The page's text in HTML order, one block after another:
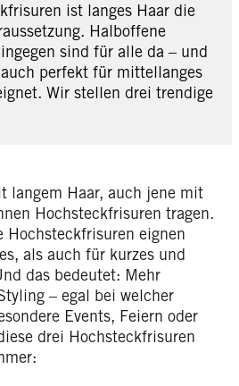
ist langes Haar die
Halboffene
sind für alle da – und
perfekt für mittellanges
Wir stellen drei trendige
langem Haar, auch jene mit
Hochsteckfrisuren tragen.
Hochsteckfrisuren eignen
als auch für kurzes und
das bedeutet: Mehr
– egal bei welcher
Events, Feiern oder
drei Hochsteckfrisuren